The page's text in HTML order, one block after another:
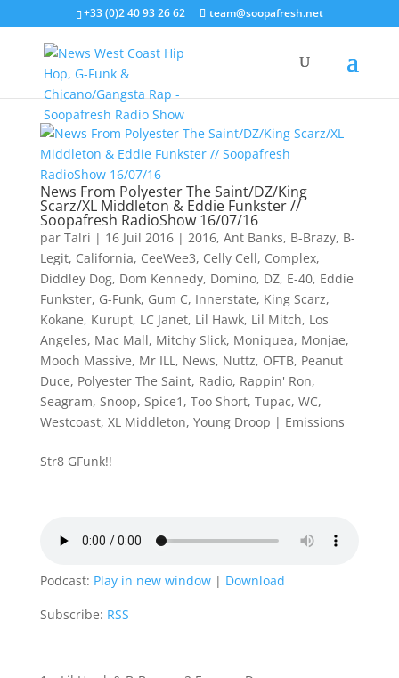
+33 (0)2 40 93 26 62 team@soopafresh.net
News From Polyester The Saint/DZ/King
Scarz/XL Middleton & Eddie Funkster //
Soopafresh RadioShow 16/07/16
par Talri | 16 Juil 2016| 2016, Ant Banks, B-Brazy, B-
Legit, California, CeeWee3, Celly Cell, Complex,
Diddley Dog, Dom Kennedy, Domino, DZ, E-40, Eddie
Funkster, G-Funk, Gum C, Innerstate, King Scarz,
Kokane, Kurupt, LC Janet, Lil Hawk, Lil Mitch, Los
Angeles, Mac Mall, Mitchy Slick, Moniquea, Monjae,
Mooch Massive, Mr ILL, News, Nuttz, OFTB, Peanut
Duce, Polyester The Saint, Radio, Rappin' Ron,
Seagram, Snoop, Spice1 , Too Short, Tupac, WC,
Westcoast, XL Middleton, Young Droop | Emissions
Str8 GFunk!!
Podcast: Play in new window| Download
Subscribe: RSS